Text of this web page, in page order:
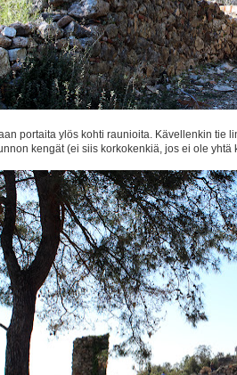
portaita ylös kohti raunioita. Kävellenkin tie
kengät (ei siis korkokenkiä, jos ei ole